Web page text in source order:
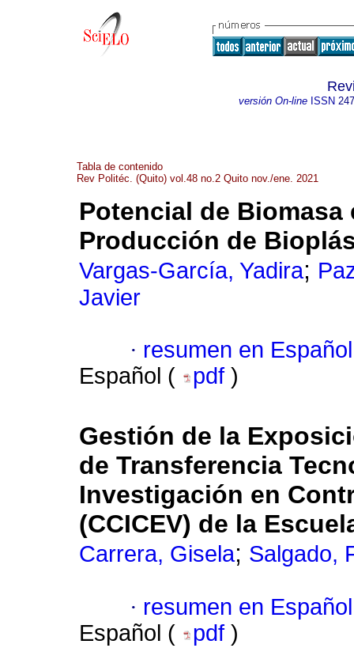
versión On-lineISSN
Tabla de contenido
Rev Politéc. (Quito) vol.48 no.2 Quito nov./ene. 2021
Potencial de Biomasa
Producción de
Vargas-García, Yadira;
Javier
· resumen en Español
Español (
pdf )
Gestión de la
de Transferencia
Investigación en
(CCICEV) de la
Carrera, Gisela; Salgado,
· resumen en Español
Español (
pdf )